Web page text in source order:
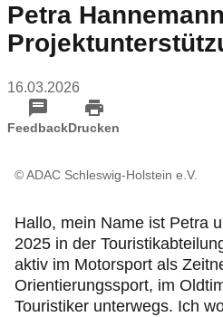
Geschäftsstellen &
Touristik & Events
Fahrsicherheit
Ihr ADAC Schleswig-
Petra
16.03.2026
FeedbackDrucken
© ADAC Schleswig-Holstein e.V.
Hallo, mein Name ist Petra
2025 in der
aktiv im Motorsport als
Orientierungssport, im
Touristiker unterwegs. Ich